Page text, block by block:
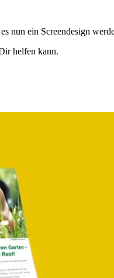
nun ein Screendesign
helfen kann.